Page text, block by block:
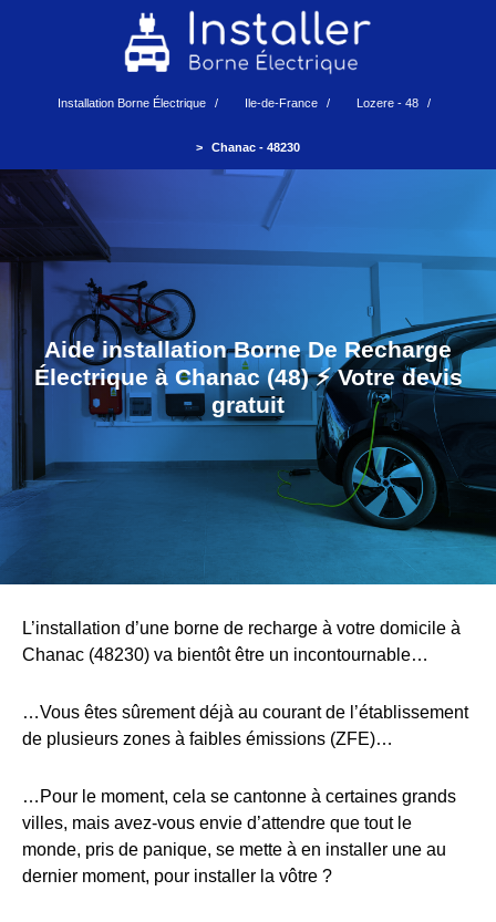
Installation Borne Électrique Ile-de-France Lozere - 48
Chanac - 48230
Aide installation Borne De Recharge
Électrique à Chanac (48) ⚡️ Votre devis
gratuit
L’installation d’une borne de recharge à votre domicile à
Chanac (48230) va bientôt être un incontournable…
…Vous êtes sûrement déjà au courant de l’établissement
de plusieurs zones à faibles émissions (ZFE)…
…Pour le moment, cela se cantonne à certaines grands
villes, mais avez-vous envie d’attendre que tout le
monde, pris de panique, se mette à en installer une au
dernier moment, pour installer la vôtre ?